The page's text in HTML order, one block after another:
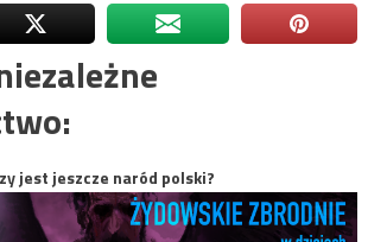
jest jeszcze naród polski?